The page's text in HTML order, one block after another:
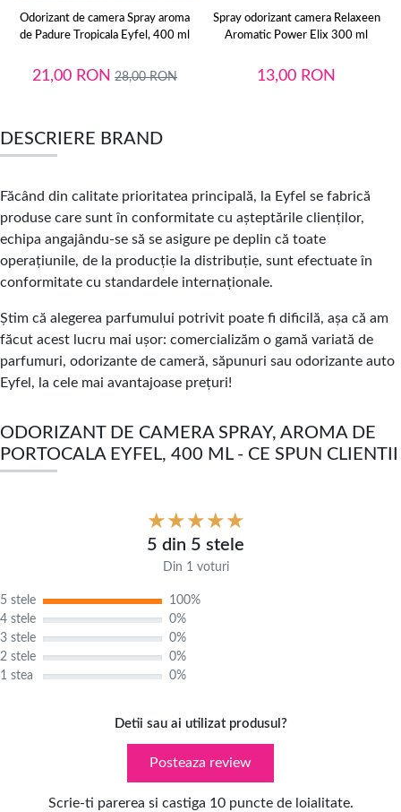
Odorizant de camera Spray aroma
de Padure Tropicala Eyfel, 400 ml
21,00 RON 28,00RON
Spray odorizant camera Relaxeen
Aromatic Power Elix 300 ml
13,00 RON
DESCRIERE BRAND
Făcând din calitate prioritatea principală, la Eyfel se fabrică
produse care sunt în conformitate cu așteptările clienților,
echipa angajându-se să se asigure pe deplin că toate
operațiunile, de la producție la distribuție, sunt efectuate în
conformitate cu standardele internaționale.
Știm că alegerea parfumului potrivit poate fi dificilă, așa că am
făcut acest lucru mai ușor: comercializăm o gamă variată de
parfumuri, odorizante de cameră, săpunuri sau odorizante auto
Eyfel, la cele mai avantajoase prețuri!
ODORIZANT DE CAMERA SPRAY, AROMA DE
PORTOCALA EYFEL, 400 ML - CE SPUN CLIENTII
5 din 5 stele
Din 1 voturi
5 stele
100%
4 stele
0%
3 stele
0%
2 stele
0%
1 stea
0%
Detii sau ai utilizat produsul?
Posteaza review
Scrie-ti parerea si castiga 10 puncte de loialitate.